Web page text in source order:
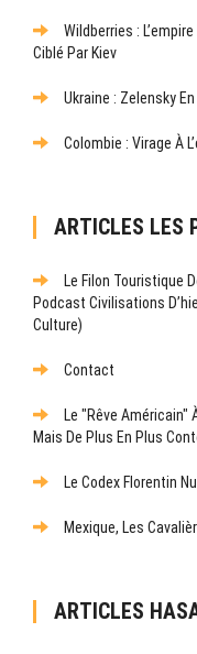
Wildberries :
Ciblé Par Kiev
Ukraine : Zelensky
Colombie : Virage À
ARTICLES LES
Le Filon Touristique
Podcast Civilisations
Culture)
Contact
Le "rêve Américain"
Mais De Plus En Plus
Le Codex Florentin
Mexique, Les
ARTICLES